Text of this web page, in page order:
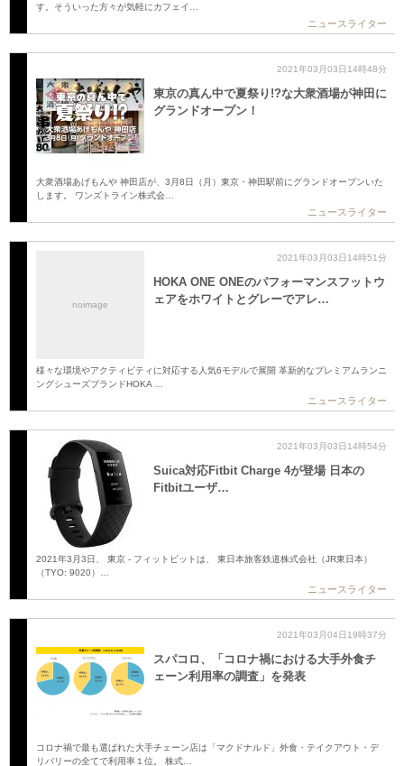
す。そういった方々が気軽にカフェイ…
ニュースライター
2021年03月03日14時48分
東京の真ん中で夏祭り!?な大衆酒場が神田に
グランドオープン！
大衆酒場あげもんや 神田店が、3月8日（月）東京・神田駅前にグランドオープンいた
します。 ワンズトライン株式会…
ニュースライター
noimage
2021年03月03日14時51分
HOKA ONE ONEのパフォーマンスフットウ
ェアをホワイトとグレーでアレ…
様々な環境やアクティビティに対応する人気6モデルで展開 革新的なプレミアムランニ
ングシューズブランドHOKA …
ニュースライター
2021年03月03日14時54分
Suica対応Fitbit Charge 4が登場 日本の
Fitbitユーザ…
2021年3月3日、 東京 - フィットビットは、 東日本旅客鉄道株式会社（JR東日本）
（TYO: 9020）…
ニュースライター
2021年03月04日19時37分
スパコロ、「コロナ禍における大手外食チ
ェーン利用率の調査」を発表
コロナ禍で最も選ばれた大手チェーン店は「マクドナルド」外食・テイクアウト・デ
リバリーの全てで利用率１位。 株式…